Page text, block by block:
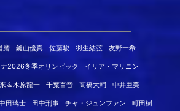
磨 鍵山優真 佐藤駿 羽生結弦 友野一希
2026冬季オリンピック イリア・マリニン
＆木原龍一 千葉百音 高橋大輔 中井亜美
田璃士 田中刑事 チャ・ジュンファン 町田樹